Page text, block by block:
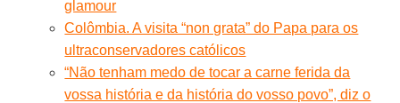
glamour
Colômbia. A visita “non grata” do Papa para os
ultraconservadores católicos
“Não tenham medo de tocar a carne ferida da
vossa história e da história do vosso povo”, diz o